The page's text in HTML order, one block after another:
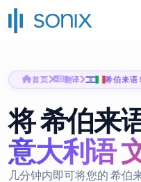
首页 翻译 希伯来语
将 希伯来
意大利语
几分钟内即可将您的 希伯